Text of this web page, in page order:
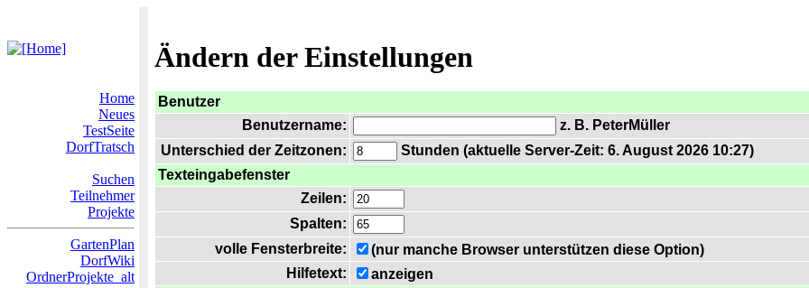
Ändern der Einstellungen
Home
Neues
TestSeite
DorfTratsch
Suchen
Teilnehmer
Projekte
GartenPlan
DorfWiki
OrdnerProjekte_alt
Benutzer
Benutzername:
z. B. PeterMüller
Unterschied der Zeitzonen:
Stunden (aktuelle Server-Zeit: 6. August 2026 10:27)
Texteingabefenster
Zeilen:
Spalten:
volle Fensterbreite:
(nur manche Browser unterstützen diese Option)
Hilfetext:
anzeigen